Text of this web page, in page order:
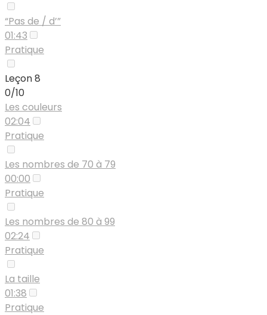
“Pas de / d’”
01:43
Pratique
Leçon 8
0/10
Les couleurs
02:04
Pratique
Les nombres de 70 à 79
00:00
Pratique
Les nombres de 80 à 99
02:24
Pratique
La taille
01:38
Pratique